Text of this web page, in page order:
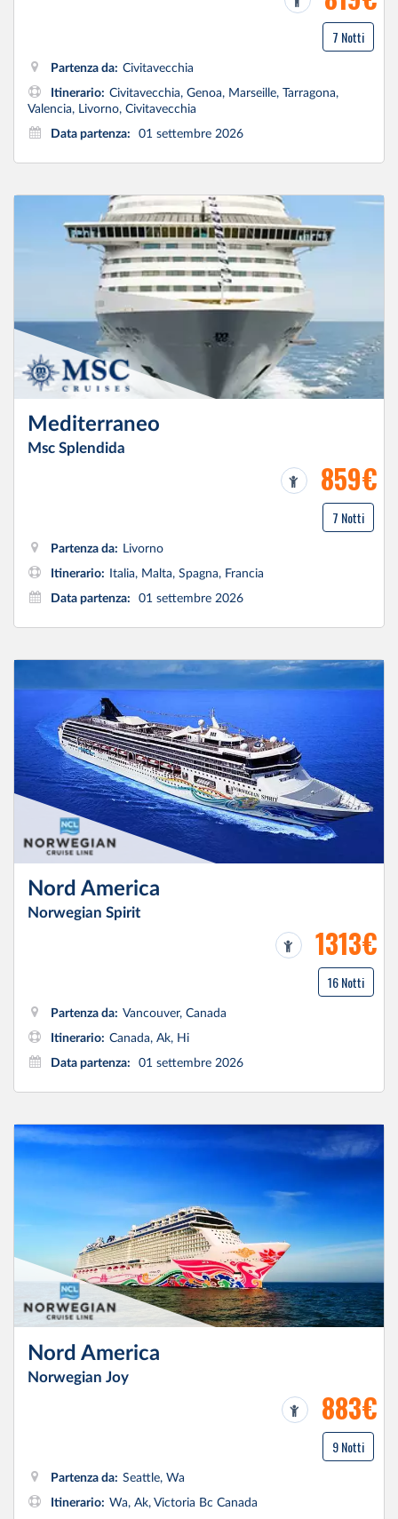
7 Notti
Partenza da: Civitavecchia
Itinerario: Civitavecchia, Genoa, Marseille, Tarragona,
Valencia, Livorno, Civitavecchia
Data partenza:
01 settembre 2026
Mediterraneo
Msc Splendida
859€
7 Notti
Partenza da: Livorno
Itinerario:
Italia, Malta, Spagna, Francia
Data partenza:
01 settembre 2026
Nord America
Norwegian Spirit
1313€
16 Notti
Partenza da: Vancouver, Canada
Itinerario: Canada, Ak, Hi
Data partenza:
01 settembre 2026
Nord America
Norwegian Joy
883€
9 Notti
Partenza da: Seattle, Wa
Itinerario: Wa, Ak, Victoria Bc Canada